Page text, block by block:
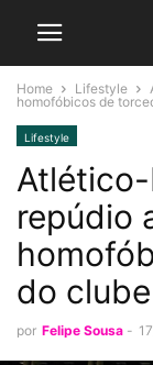
Home Lifestyle
homofóbicos de
Lifestyle
repúdio
do clube
por Felipe Sousa -